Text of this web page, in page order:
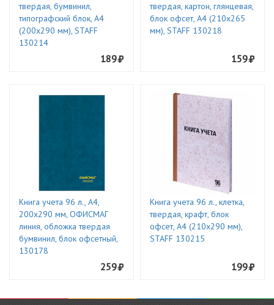
твердая, бумвинил,
типографский блок, А4
(200х290 мм), STAFF
130214
189
твердая, картон, глянцевая,
блок офсет, А4 (210х265
мм), STAFF 130218
159
Книга учета 96 л., А4,
200х290 мм, ОФИСМАГ
линия, обложка твердая
бумвинил, блок офсетный,
130178
259
Книга учета 96 л., клетка,
твердая, крафт, блок
офсет, А4 (210х290 мм),
STAFF 130215
199